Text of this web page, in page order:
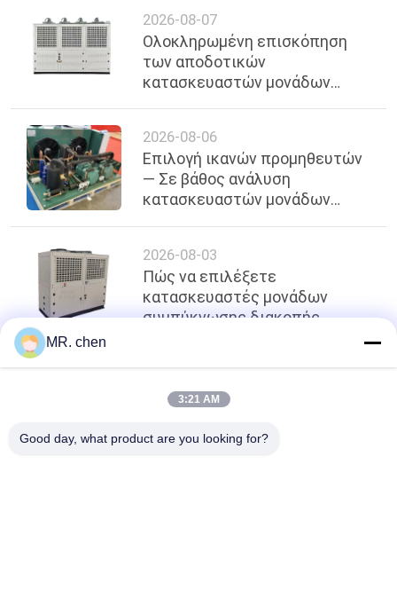
2026-08-07
Ολοκληρωμένη επισκόπηση
των αποδοτικών
κατασκευαστών μονάδων
2026-08-06
Επιλογή ικανών προμηθευτών
— Σε βάθος ανάλυση
κατασκευαστών μονάδων
2026-08-03
Πώς να επιλέξετε
κατασκευαστές μονάδων
συμπύκνωσης διακοπής
κορυφή
MR. chen
3:21 AM
Good day, what product are you looking for?